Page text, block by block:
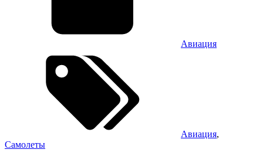
Авиация
Авиация,
Самолеты